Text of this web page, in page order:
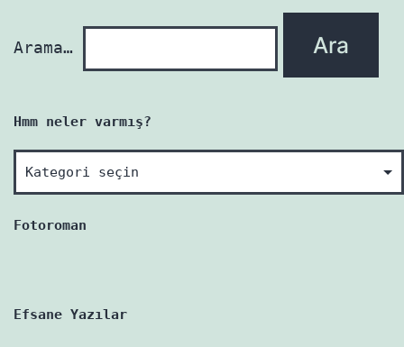
Arama…
Hmm neler varmış?
Hmm
neler
varmış?
Fotoroman
Efsane Yazılar